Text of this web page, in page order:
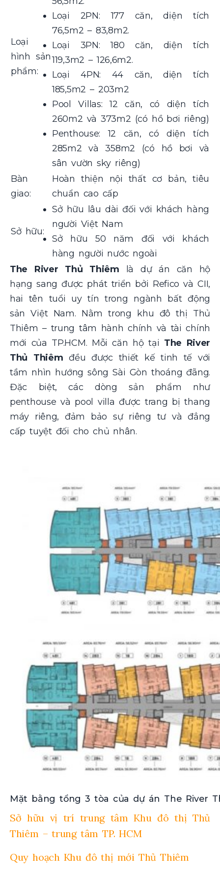
Loại
hình sản
phẩm:
Loại 2PN: 177 căn, diện tích
76,5m2 – 83,8m2.
Loại 3PN: 180 căn, diện tích
119,3m2 – 126,6m2.
Loại 4PN: 44 căn, diện tích
185,5m2 – 203m2
Pool Villas: 12 căn, có diện tích
260m2 và 373m2 (có hồ bơi riêng)
Penthouse: 12 căn, có diện tích
285m2 và 358m2 (có hồ bơi và
sân vườn sky riêng)
Bàn
giao:
Hoàn thiện nội thất cơ bản, tiêu
chuẩn cao cấp
Sở hữu:
Sở hữu lâu dài đối với khách hàng
người Việt Nam
Sở hữu 50 năm đối với khách
hàng người nước ngoài
The River Thủ Thiêm là dự án căn hộ
hạng sang được phát triển bởi Refico và CII,
hai tên tuổi uy tín trong ngành bất động
sản Việt Nam. Nằm trong khu đô thị Thủ
Thiêm – trung tâm hành chính và tài chính
mới của TP.HCM. Mỗi căn hộ tại The River
Thủ Thiêm đều được thiết kế tinh tế với
tầm nhìn hướng sông Sài Gòn thoáng đãng.
Đặc biệt, các dòng sản phẩm như
penthouse và pool villa được trang bị thang
máy riêng, đảm bảo sự riêng tư và đẳng
cấp tuyệt đối cho chủ nhân.
Mặt bằng tổng 3 tòa của dự án The River
Sở hữu vị trí trung tâm Khu đô thị Thủ
Thiêm – trung tâm TP. HCM
Quy hoạch Khu đô thị mới Thủ Thiêm